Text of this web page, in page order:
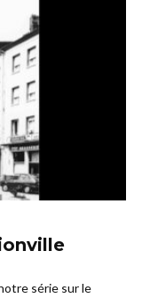
série sur le